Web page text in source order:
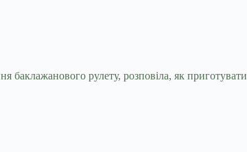
баклажанового рулету, розповіла, як приготувати